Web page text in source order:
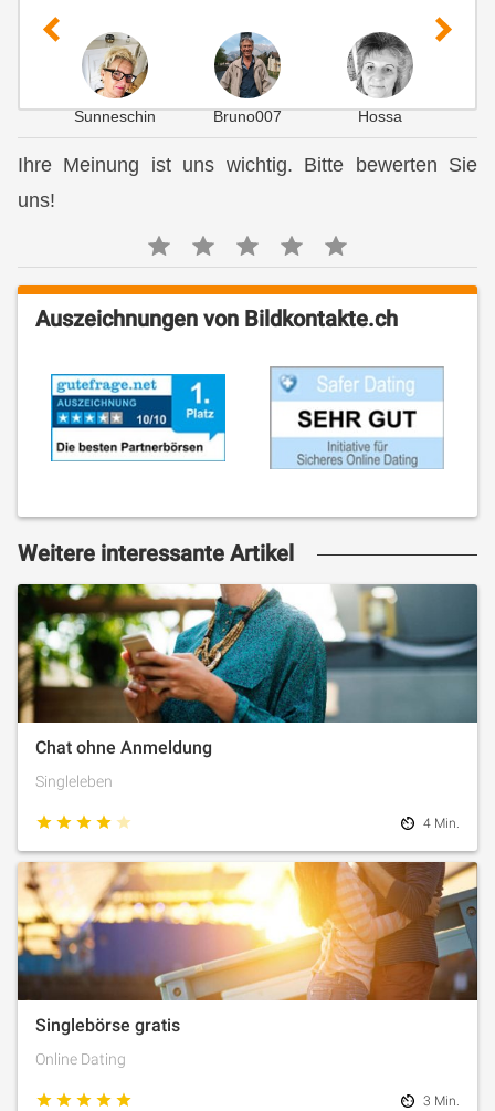
Sunneschin Bruno007 Hossa
Ihre Meinung ist uns wichtig. Bitte bewerten Sie
uns!
Auszeichnungen von Bildkontakte.ch
Weitere interessante Artikel
Chat ohne Anmeldung
Singleleben
4 Min.
Singlebörse gratis
Online Dating
3 Min.